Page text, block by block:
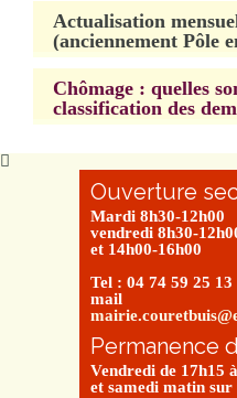
Actualisation
(anciennement Pôle
Chômage : quelles
classification des
Ouverture
Mardi 8h30-12h00
vendredi 8h30-
et 14h00-16h00
Tel : 04 74 59 25 13
mail
Permanence
Vendredi de 17h15
et samedi matin